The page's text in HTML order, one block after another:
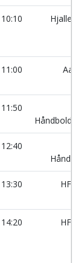
10:10
11:00
11:50
12:40
13:30 HF
14:20 HF